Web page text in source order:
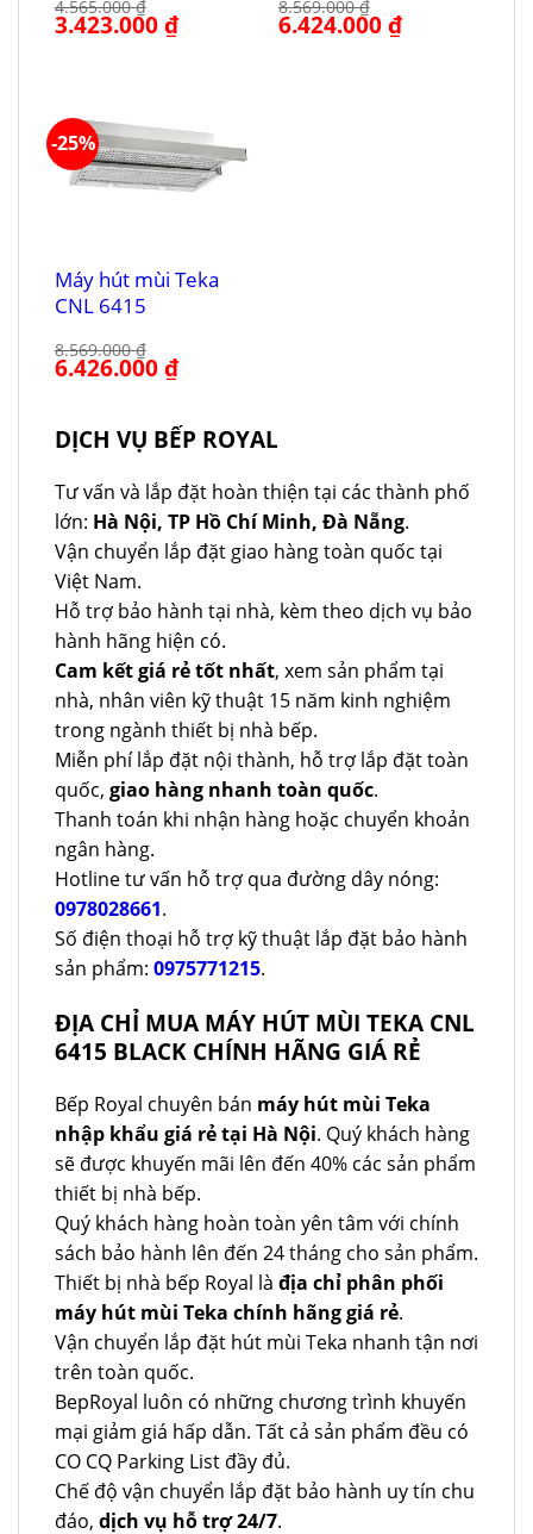
4.565.000₫
Giá
gốc
3.423.000₫Giá
hiện
8.569.000₫
Giá
gốc
6.424.000₫Giá
hiện
-25%
Máy hút mùi Teka
CNL 6415
8.569.000₫
Giá
gốc
6.426.000₫Giá
hiện
6.426.000 ₫.
DỊCH VỤ BẾP ROYAL
Tư vấn và lắp đặt hoàn thiện tại các thành phố
lớn: Hà Nội, TP Hồ Chí Minh, Đà Nẵng.
Vận chuyển lắp đặt giao hàng toàn quốc tại
Việt Nam.
Hỗ trợ bảo hành tại nhà, kèm theo dịch vụ bảo
hành hãng hiện có.
Cam kết giá rẻ tốt nhất, xem sản phẩm tại
nhà, nhân viên kỹ thuật 15 năm kinh nghiệm
trong ngành thiết bị nhà bếp.
Miễn phí lắp đặt nội thành, hỗ trợ lắp đặt toàn
quốc, giao hàng nhanh toàn quốc.
Thanh toán khi nhận hàng hoặc chuyển khoản
ngân hàng.
Hotline tư vấn hỗ trợ qua đường dây nóng:
0978028661.
Số điện thoại hỗ trợ kỹ thuật lắp đặt bảo hành
sản phẩm: 0975771215.
ĐỊA CHỈ MUA MÁY HÚT MÙI TEKA CNL
6415 BLACK CHÍNH HÃNG GIÁ RẺ
Bếp Royal chuyên bán máy hút mùi Teka
nhập khẩu giá rẻ tại Hà Nội. Quý khách hàng
sẽ được khuyến mãi lên đến 40% các sản phẩm
thiết bị nhà bếp.
Quý khách hàng hoàn toàn yên tâm với chính
sách bảo hành lên đến 24 tháng cho sản phẩm.
Thiết bị nhà bếp Royal là địa chỉ phân phối
máy hút mùi Teka chính hãng giá rẻ.
Vận chuyển lắp đặt hút mùi Teka nhanh tận nơi
trên toàn quốc.
BepRoyal luôn có những chương trình khuyến
mại giảm giá hấp dẫn. Tất cả sản phẩm đều có
CO CQ Parking List đầy đủ.
Chế độ vận chuyển lắp đặt bảo hành uy tín chu
đáo, dịch vụ hỗ trợ 24/7.